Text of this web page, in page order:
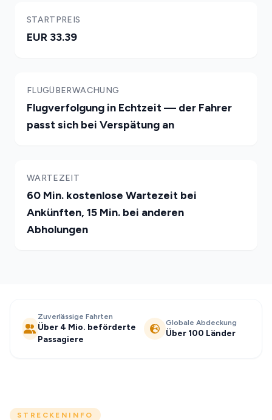
STARTPREIS
EUR 33.39
FLUGÜBERWACHUNG
Flugverfolgung in Echtzeit — der Fahrer
passt sich bei Verspätung an
WARTEZEIT
60 Min. kostenlose Wartezeit bei
Ankünften, 15 Min. bei anderen
Abholungen
Zuverlässige Fahrten
Über 4 Mio. beförderte
Passagiere
Globale Abdeckung
Über 100 Länder
STRECKENINFO